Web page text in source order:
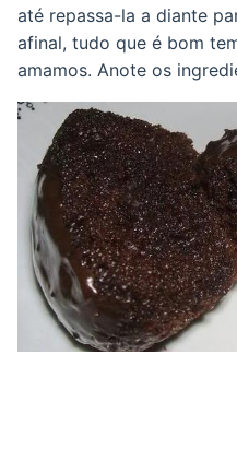
até repassa-la a diante
afinal, tudo que é bom
amamos. Anote os